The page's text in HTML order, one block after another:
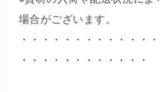
場合がございます。
・・・・・・・・・・・・
・・・・・・・・・・・・